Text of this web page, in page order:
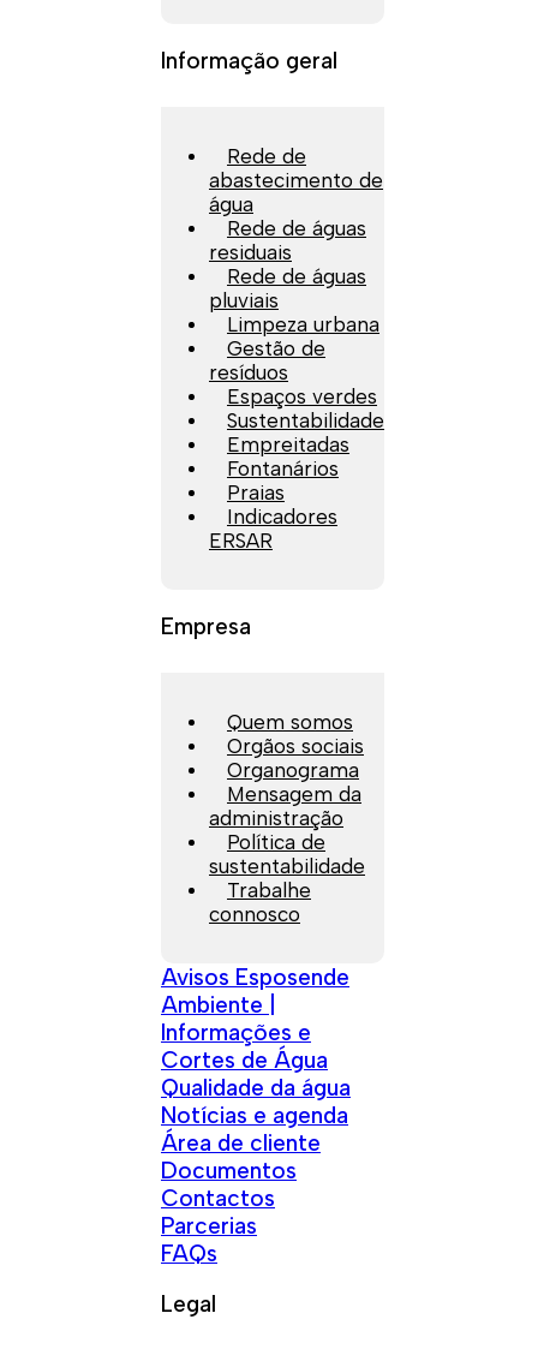
Informação geral
Rede de
abastecimento de
água
Rede de águas
residuais
Rede de águas
pluviais
Limpeza urbana
Gestão de
resíduos
Espaços verdes
Sustentabilidade
Empreitadas
Fontanários
Praias
Indicadores
ERSAR
Empresa
Quem somos
Orgãos sociais
Organograma
Mensagem da
administração
Política de
sustentabilidade
Trabalhe
connosco
Avisos Esposende
Ambiente |
Informações e
Cortes de Água
Qualidade da água
Notícias e agenda
Área de cliente
Documentos
Contactos
Parcerias
FAQs
Legal